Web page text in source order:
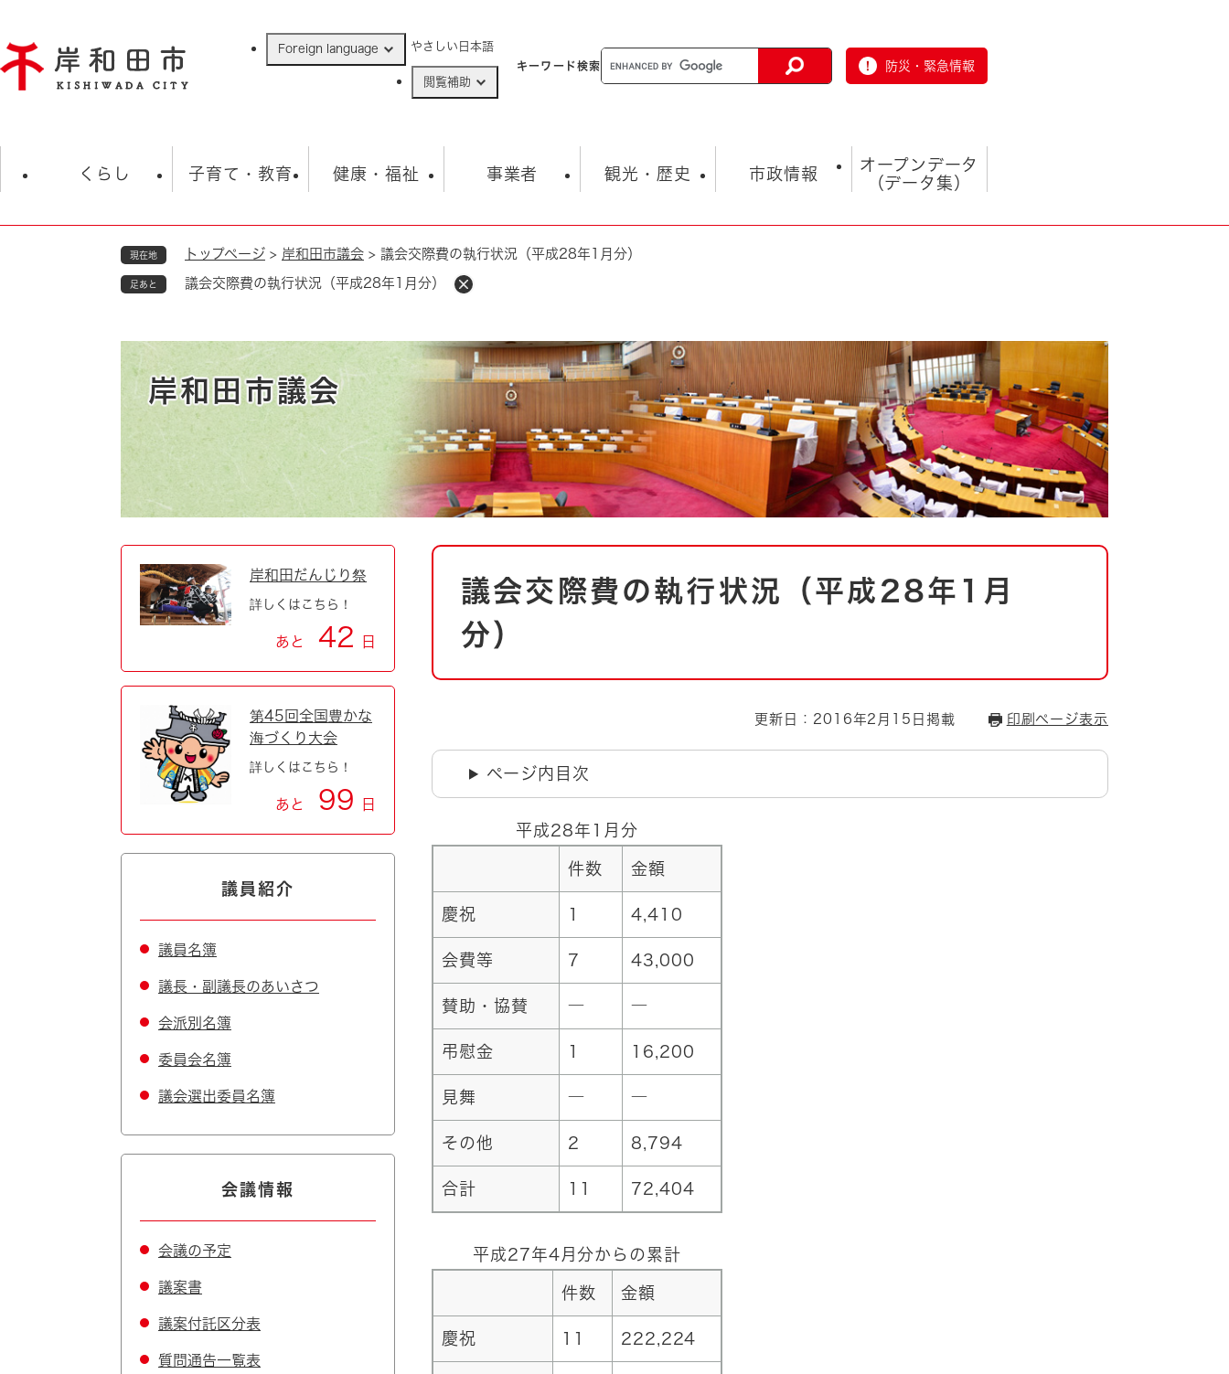
ジ
の
Foreign language やさしい日本語
閲覧補助
キーワード検索 防災・緊急情報
くらし
住民票・戸籍
ごみ・衛生・動物 救急・消防
防災・防犯 上水道・下水道
自然・環境・公園 住宅
引っ越し おくやみ
男女共同参画
地域コミュニティ・ボラン
道路・河川・交通 まちづくり
国際交流
子育て・教育
学校 子育て
健康・福祉
福祉・健康・生活 生涯学習・スポーツ
事業者
入札・契約情報
環境 福祉・介護
とじる
観光・歴史
観光 観光スポット
とじる
市政情報
市の概要
市政 職員採用情報
市役所・施設の案内
オープンデータ
（データ集）
オープンデータ
現在地 トップページ > 岸和田市議会 > 議会交際費の執行状況（平成28年1月分）
足あと 議会交際費の執行状況（平成28年1月分）
岸和田市議会
本
議会交際費の執行状況（平成28年1月
分）
更新日：2016年2月15日掲載 印刷ページ表示
ページ内目次
平成28年1月分
件数 金額
慶祝 1 4,410
会費等 7 43,000
賛助・協賛 ― ―
弔慰金 1 16,200
見舞 ― ―
その他 2 8,794
合計 11 72,404
平成27年4月分からの累計
件数 金額
慶祝 11 222,224
岸和田だんじり祭
詳しくはこちら！
あと 42 日
第45回全国豊かな
海づくり大会
詳しくはこちら！
あと 99 日
議員紹介
議員名簿
議長・副議長のあいさつ
会派別名簿
委員会名簿
議会選出委員名簿
会議情報
会議の予定
議案書
議案付託区分表
質問通告一覧表